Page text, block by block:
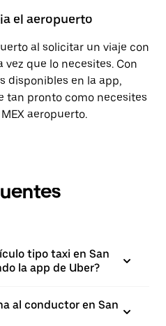
el aeropuerto
al solicitar un viaje con
vez que lo necesites. Con
disponibles en la app,
tan pronto como necesites
aeropuerto.
tipo taxi en San
la app de Uber?
al conductor en San